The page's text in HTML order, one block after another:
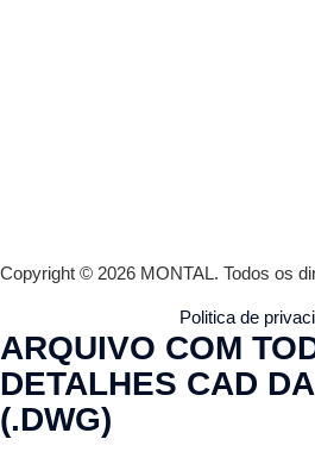
Copyright © 2026 MONTAL. Todos os
Politica de
ARQUIVO COM
DETALHES CAD
(.DWG)